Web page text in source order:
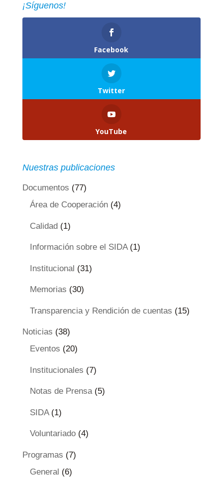
¡Síguenos!
Facebook
Twitter
YouTube
Nuestras publicaciones
Documentos (77)
Área de Cooperación(4)
Calidad(1)
Información sobre el SIDA(1)
Institucional (31)
Memorias (30)
Transparencia y Rendición de cuentas (15)
Noticias (38)
Eventos (20)
Institucionales (7)
Notas de Prensa(5)
SIDA(1)
Voluntariado(4)
Programas (7)
General (6)